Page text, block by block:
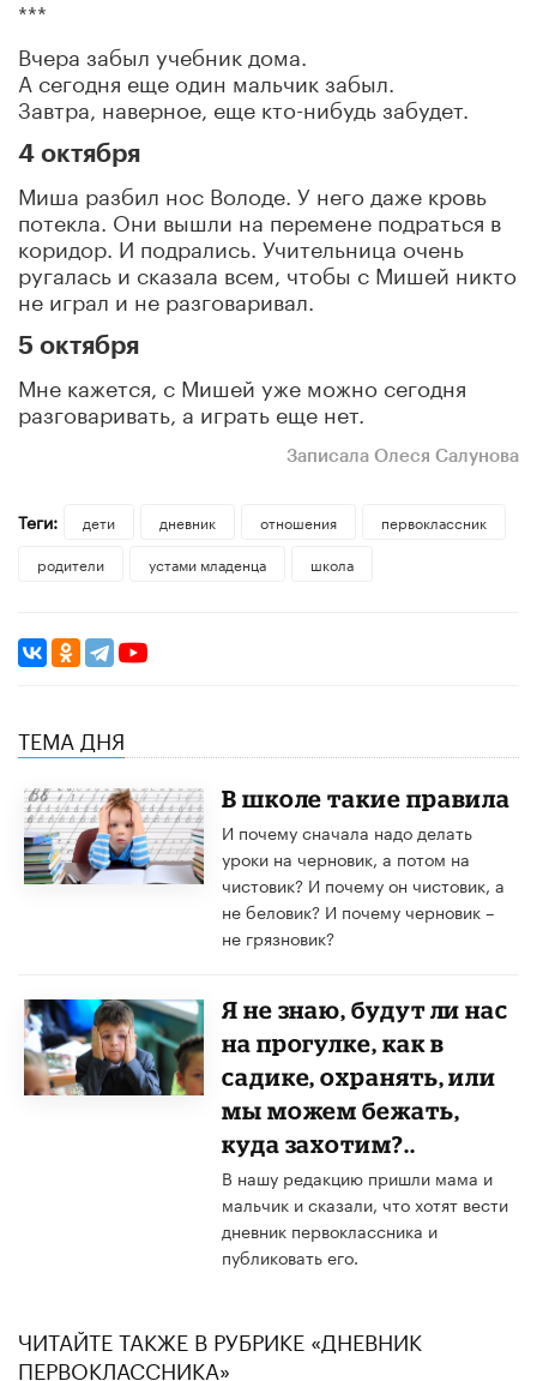
***
Вчера забыл учебник дома.
А сегодня еще один мальчик забыл.
Завтра, наверное, еще кто-нибудь забудет.
4 октября
Миша разбил нос Володе. У него даже кровь
потекла. Они вышли на перемене подраться в
коридор. И подрались. Учительница очень
ругалась и сказала всем, чтобы с Мишей никто
не играл и не разговаривал.
5 октября
Мне кажется, с Мишей уже можно сегодня
разговаривать, а играть еще нет.
Записала Олеся Салунова
Теги: дети дневник отношения
первоклассник
родители
устами младенца школа
ТЕМА ДНЯ
В школе такие правила
И почему сначала надо делать
уроки на черновик, а потом на
чистовик? И почему он чистовик, а
не беловик? И почему черновик –
не грязновик?
Я не знаю, будут ли нас
на прогулке, как в
садике, охранять, или
мы можем бежать,
куда захотим?..
В нашу редакцию пришли мама и
мальчик и сказали, что хотят вести
дневник первоклассника и
публиковать его.
ЧИТАЙТЕ ТАКЖЕ В РУБРИКЕ «ДНЕВНИК
ПЕРВОКЛАССНИКА»